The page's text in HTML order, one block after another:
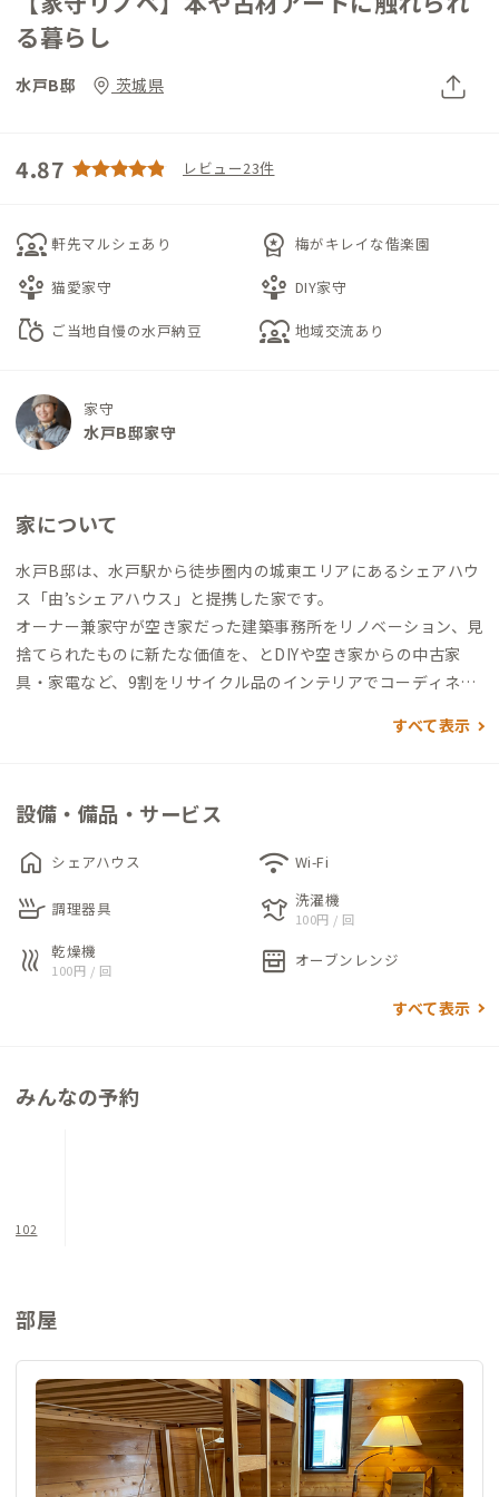
る暮らし
水戸B邸 茨城県
4.87 レビュー23件
diversity_1 軒先マルシェあり workspace_premium 梅がキレイな偕楽園
person_play 猫愛家守 person_play DIY家守
grocery ご当地自慢の水戸納豆 diversity_1 地域交流あり
家守
水戸B邸家守
家について
水戸B邸は、水戸駅から徒歩圏内の城東エリアにあるシェアハウ
ス「由’sシェアハウス」と提携した家です。
オーナー兼家守が空き家だった建築事務所をリノベーション、見
捨てられたものに新たな価値を、とDIYや空き家からの中古家
具・家電など、9割をリサイクル品のインテリアでコーディネー
ればという思いが込められた家は、地域交流の場としても利用
1階はADDressの個室と共有スぺ―ス。リビング、キッチン、ト
イレがあります。まちライブラリーとしての図書コーナーもあり
ますので、ご自由にお使いください。2階にはシェアハウス入居
者と共用の浴室と洗濯機があります。譲り合ってお使いくださ
できるロフトベッドが置かれています。テーブルにはデスクラン
すべて表示
設備・備品・サービス
home シェアハウス wifi Wi-Fi
skillet 調理器具 laundry 洗濯機
100円 / 回
heat 乾燥機
100円 / 回 oven_gen オーブンレンジ
すべて表示
みんなの予約
102
部屋